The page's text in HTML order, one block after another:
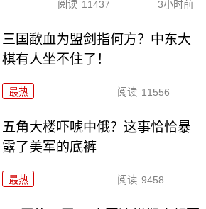
阅读 11437 3小时前
三国歃血为盟剑指何方？中东大
棋有人坐不住了！
最热 阅读 11556
五角大楼吓唬中俄？这事恰恰暴
露了美军的底裤
最热 阅读 9458